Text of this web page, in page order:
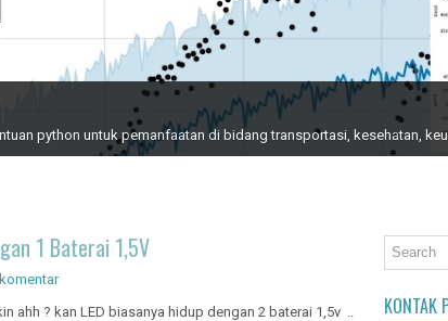
python untuk pemanfaatan di bidang transportasi, kesehatan,
1 Baterai 1,5V
ahh ? kan LED biasanya hidup dengan 2 baterai 1,5v ..
KONTAK